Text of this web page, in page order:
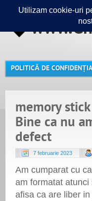
POLITICĂ DE
memory stick
Bine ca nu
defect
7 februarie 2023
Am cumparat cu
am formatat
afisa ca are liber